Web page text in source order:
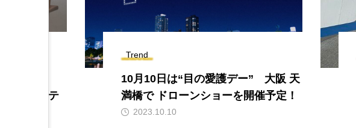
ートアイテ
Trend
10月10日は“目の愛護デー” 大阪 天
満橋で ドローンショーを開催予定！
2023.10.10